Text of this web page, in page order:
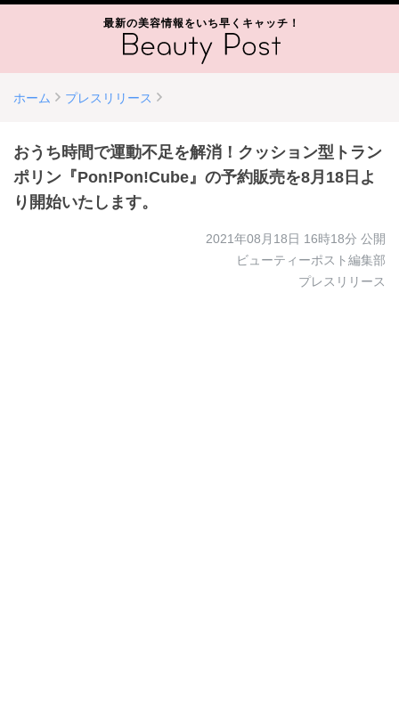
最新の美容情報をいち早くキャッチ！
ホーム プレスリリース
おうち時間で運動不足を解消！クッション型トラン
ポリン『Pon!Pon!Cube』の予約販売を8月18日よ
り開始いたします。
2021年08月18日 16時18分 公開
ビューティーポスト編集部
プレスリリース